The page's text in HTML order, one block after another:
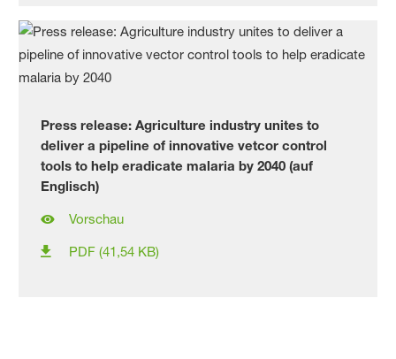
Press release: Agriculture industry unites to
deliver a pipeline of innovative vetcor control
tools to help eradicate malaria by 2040 (auf
Englisch)
Vorschau
PDF (41,54 KB)